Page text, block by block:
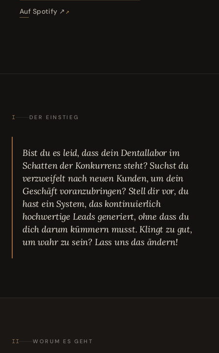
Auf Spotify ↗
I DER EINSTIEG
Bist du es leid, dass dein Dentallabor im
Schatten der Konkurrenz steht? Suchst du
verzweifelt nach neuen Kunden, um dein
Geschäft voranzubringen? Stell dir vor, du
hast ein System, das kontinuierlich
hochwertige Leads generiert, ohne dass du
dich darum kümmern musst. Klingt zu gut,
um wahr zu sein? Lass uns das ändern!
II WORUM ES GEHT